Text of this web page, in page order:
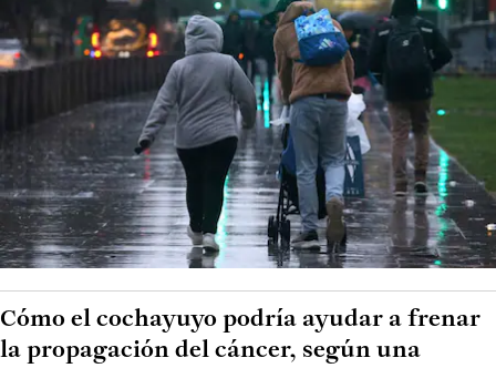
Cómo el cochayuyo podría ayudar a frenar
la propagación del cáncer, según una